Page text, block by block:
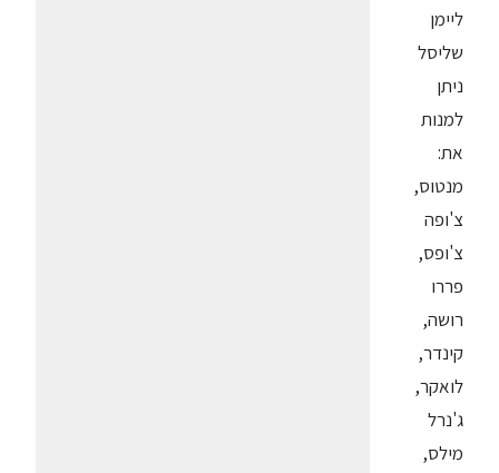
ליימן
שליסל
ניתן
למנות
את:
מנטוס,
צ'ופה
צ'ופס,
פררו
רושה,
קינדר,
לואקר,
ג'נרל
מילס,